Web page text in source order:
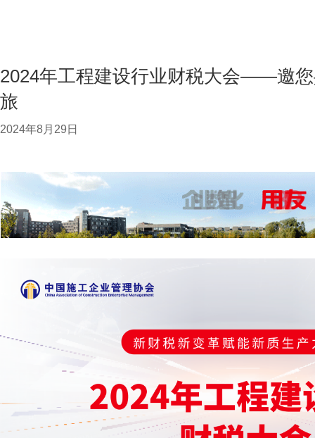
2024年工程建设行业财税大会——邀
旅
2024年8月29日